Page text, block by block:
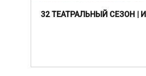
32 ТЕАТРАЛЬНЫЙ СЕЗОН |